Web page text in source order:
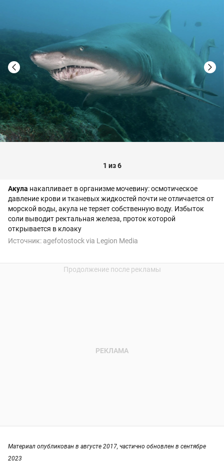
1 из 6
Акула накапливает в организме мочевину: осмотическое
давление крови и тканевых жидкостей почти не отличается от
морской воды, акула не теряет собственную воду. Избыток
соли выводит ректальная железа, проток которой
открывается в клоаку
Источник: agefotostock via Legion Media
Материал опубликован в августе 2017, частично обновлен в сентябре
2023